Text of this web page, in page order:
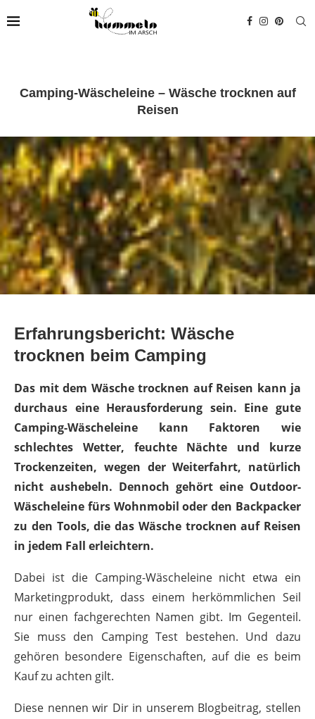
Camping-Wäscheleine – Wäsche trocknen auf
Reisen
Erfahrungsbericht: Wäsche
trocknen beim Camping
Das mit dem Wäsche trocknen auf Reisen kann ja
durchaus eine Herausforderung sein. Eine gute
Camping-Wäscheleine kann Faktoren wie
schlechtes Wetter, feuchte Nächte und kurze
Trockenzeiten, wegen der Weiterfahrt, natürlich
nicht aushebeln. Dennoch gehört eine Outdoor-
Wäscheleine fürs Wohnmobil oder den Backpacker
zu den Tools, die das Wäsche trocknen auf Reisen
in jedem Fall erleichtern.
Dabei ist die Camping-Wäscheleine nicht etwa ein
Marketingprodukt, dass einem herkömmlichen Seil
nur einen fachgerechten Namen gibt. Im Gegenteil.
Sie muss den Camping Test bestehen. Und dazu
gehören besondere Eigenschaften, auf die es beim
Kauf zu achten gilt.
Diese nennen wir Dir in unserem Blogbeitrag, stellen